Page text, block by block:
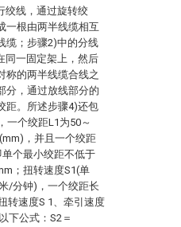
绞线，通过旋转绞
一根由两半线缆相互
缆；步骤2)中的分线
同一固定架上，然后
称的两半线缆合线之
分，通过放线部分的
距。所述步骤4)还包
一个绞距L1为50～
，并且一个绞距
个最小绞距不低于
；扭转速度S1(单
/分钟)，一个绞距长
转速度S 1、牵引速度
下公式：S2＝